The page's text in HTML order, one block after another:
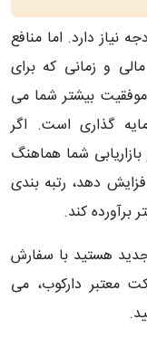
نیاز دارد. اما منافع
و زمانی که برای
بیشتر شما می
گذاری است. اگر
شما هماهنگ
دهد، رتبه بندی
برآورده کند.
هستید با سفارش
معتبر دارکوب، می